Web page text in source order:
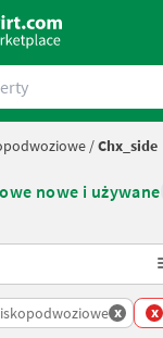
/Chx_side
nowe i używane
x x